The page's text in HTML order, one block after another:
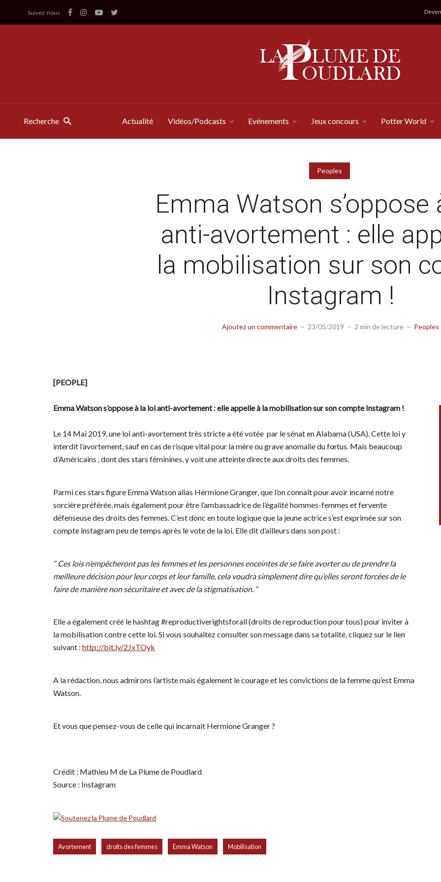
Suivez-nous
Recherche Actualité Vidéos/Podcasts Evénements Jeux concours Potter World
Peoples
Emma Watson s’oppose
anti-avortement : elle
la mobilisation sur son
Instagram !
Ajoutez un commentaire 23/05/2019 2 min de lecture Peoples
[PEOPLE]
Emma Watson s’oppose à la loi anti-avortement : elle appelle à la mobilisation sur son compte Instagram !
Le 14 Mai 2019, une loi anti-avortement très stricte a été votée par le sénat en Alabama (USA). Cette loi y
interdit l’avortement, sauf en cas de risque vital pour la mère ou grave anomalie du fœtus. Mais beaucoup
d’Américains , dont des stars féminines, y voit une atteinte directe aux droits des femmes.
Parmi ces stars figure Emma Watson alias Hermione Granger, que l’on connaît pour avoir incarné notre
sorcière préférée, mais également pour être l’ambassadrice de l’égalité hommes-femmes et fervente
défenseuse des droits des femmes. C’est donc en toute logique que la jeune actrice s’est exprimée sur son
compte instagram peu de temps après le vote de la loi. Elle dit d’ailleurs dans son post :
“Ces lois n’empêcheront pas les femmes et les personnes enceintes de se faire avorter ou de prendre la
meilleure décision pour leur corps et leur famille, cela voudra simplement dire qu’elles seront forcées de le
faire de manière non sécuritaire et avec de la stigmatisation. “
Elle a également créé le hashtag #reproductiverightsforall (droits de reproduction pour tous) pour inviter à
la mobilisation contre cette loi. Si vous souhaitez consulter son message dans sa totalité, cliquez sur le lien
suivant : http://bit.ly/2JxTOyk
A la rédaction, nous admirons l’artiste mais également le courage et les convictions de la femme qu’est Emma
Watson.
Et vous que pensez-vous de celle qui incarnait Hermione Granger ?
Crédit : Mathieu M de La Plume de Poudlard
Source : Instagram
Avortement droits des femmes Emma Watson Mobilisation